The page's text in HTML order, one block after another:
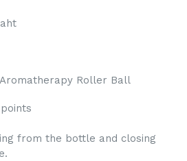
Roller Ball
from the bottle and closing